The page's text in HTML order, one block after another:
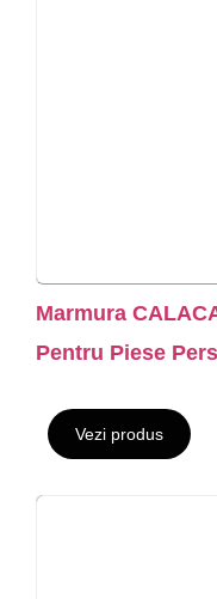
Marmura
Pentru Piese
Vezi produs